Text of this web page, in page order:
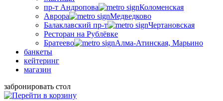
пр-т Андропова
Коломенская
Аврора
Медведково
Балаклавский пр-т
Чертановская
Ресторан на Рублёвке
Братеево
Алма-Атинская, Марьино
банкеты
кейтеринг
магазин
забронировать стол